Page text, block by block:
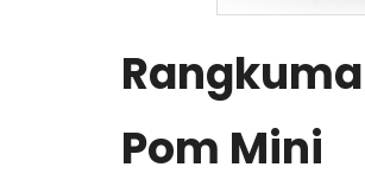
Pom Mini